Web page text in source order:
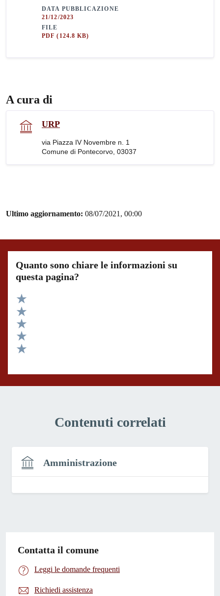
DATA PUBBLICAZIONE
21/12/2023
FILE
PDF(124.8 KB)
A cura di
URP
via Piazza IV Novembre n. 1
Comune di Pontecorvo, 03037
Ultimo aggiornamento: 08/07/2021, 00:00
Quanto sono chiare le informazioni su
questa pagina?
Valuta 5 stelle su 5
Valuta 4 stelle su 5
Valuta 3 stelle su 5
Valuta 2 stelle su 5
Contenuti correlati
Amministrazione
Contatta il comune
Leggi le domande frequenti
Richiedi assistenza